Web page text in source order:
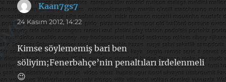
Kaan7gs7 dedi
ki:
24 Kasım 2012, 14:22
Kimse söylememiş bari ben
söliyim;Fenerbahçe’nin penaltıları irdelenmeli
😉